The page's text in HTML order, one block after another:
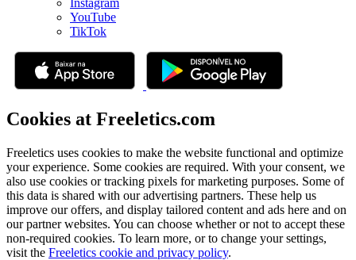
YouTube
TikTok
Cookies at Freeletics.com
Freeletics uses cookies to make the website functional and optimize
your experience. Some cookies are required. With your consent, we
also use cookies or tracking pixels for marketing purposes. Some of
this data is shared with our advertising partners. These help us
improve our offers, and display tailored content and ads here and on
our partner websites. You can choose whether or not to accept these
non-required cookies. To learn more, or to change your settings,
visit the Freeletics cookie and privacy policy.